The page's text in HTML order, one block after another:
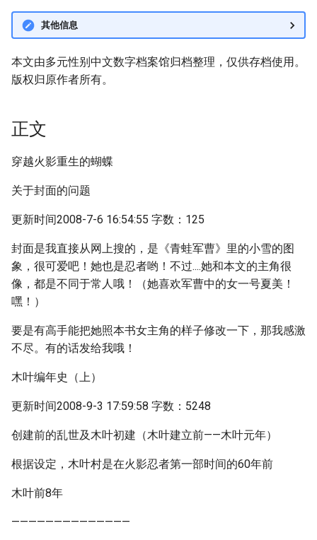
其他信息
本文由多元性别中文数字档案馆归档整理，仅供存档使用。
版权归原作者所有。
正文
穿越火影重生的蝴蝶
关于封面的问题
更新时间2008-7-6 16:54:55 字数：125
封面是我直接从网上搜的，是《青蛙军曹》里的小雪的图
象，很可爱吧！她也是忍者哟！不过....她和本文的主角很
像，都是不同于常人哦！（她喜欢军曹中的女一号夏美！
嘿！）
要是有高手能把她照本书女主角的样子修改一下，那我感激
不尽。有的话发给我哦！
木叶编年史（上）
更新时间2008-9-3 17:59:58 字数：5248
创建前的乱世及木叶初建（木叶建立前——木叶元年）
根据设定，木叶村是在火影忍者第一部时间的60年前
木叶前8年
——————————————